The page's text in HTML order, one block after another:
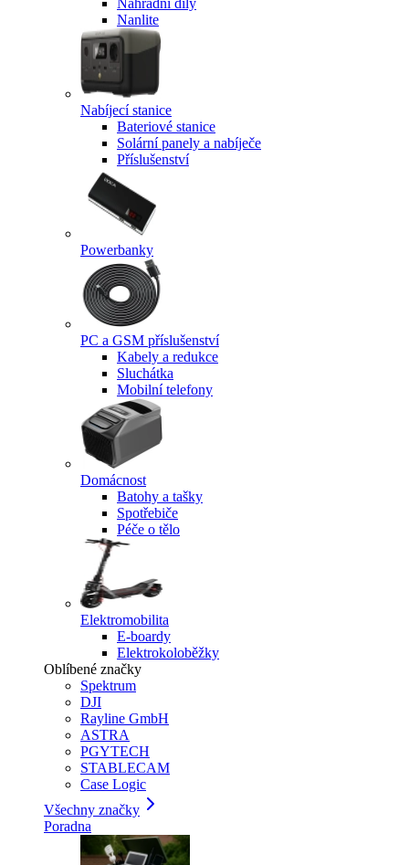
Náhradní díly
Nanlite
Nabíjecí stanice
Bateriové stanice
Solární panely a nabíječe
Příslušenství
Powerbanky
PC a GSM příslušenství
Kabely a redukce
Sluchátka
Mobilní telefony
Domácnost
Batohy a tašky
Spotřebiče
Péče o tělo
Elektromobilita
E-boardy
Elektrokoloběžky
Oblíbené značky
Spektrum
DJI
Rayline GmbH
ASTRA
PGYTECH
STABLECAM
Case Logic
Všechny značky
Poradna